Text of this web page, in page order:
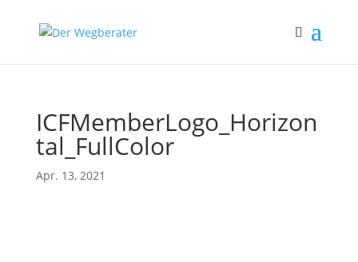
ICFMemberLogo_Horizon
tal_FullColor
Apr. 13, 2021